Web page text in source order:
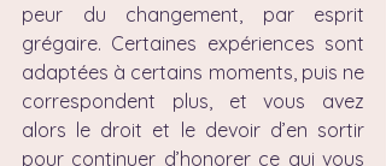
peur du changement, par esprit
grégaire. Certaines expériences sont
adaptées à certains moments, puis ne
correspondent plus, et vous avez
alors le droit et le devoir d’en sortir
pour continuer d’honorer ce qui vous